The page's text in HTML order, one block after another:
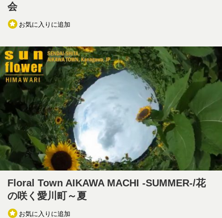
会
お気に入りに追加
Floral Town AIKAWA MACHI -SUMMER-/花
の咲く愛川町～夏
お気に入りに追加